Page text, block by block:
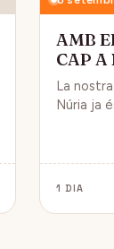
AMB
CAP A
La
Núria ja
veurem
1 DIA